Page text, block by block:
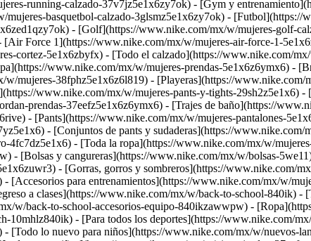
running-calzado-37v7jz5e1x6zy7ok) - [Gym y
basquetbol-calzado-3glsmz5e1x6zy7ok) -
- [Golf](https://www.nike.com/mx/w/mujeres-golf-
Force 1](https://www.nike.com/mx/w/mujeres-air-force-1-
cortez-5e1x6zbyfx) - [Todo el calzado](https://www.nike.com/
www.nike.com/mx/w/mujeres-prendas-5e1x6z6ymx6) -
mujeres-38fphz5e1x6z6l819) - [Playeras](https://www.nike.com/
www.nike.com/mx/w/mujeres-pants-y-tights-29sh2z5e1x6)
prendas-37eefz5e1x6z6ymx6) - [Trajes de baño](https://
- [Pants](https://www.nike.com/mx/w/mujeres-pantalones-
- [Conjuntos de pants y sudaderas](https://
- [Toda la ropa](https://www.nike.com/mx/w/
- [Bolsas y cangureras](https://www.nike.com/mx/w/bolsas-
- [Gorras, gorros y sombreros](https://www.nike.com/
para entrenamientos](https://www.nike.com/mx/w/
a clases](https://www.nike.com/mx/w/back-to-school-840ik)
w/back-to-school-accesorios-equipo-840ikzawwpw) -
- [Para todos los deportes](https://www.nike.com/
lo nuevo para niños](https://www.nike.com/mx/w/nuevos-